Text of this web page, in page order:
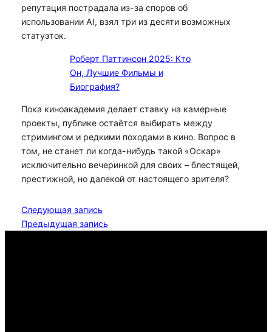
репутация пострадала из-за споров об
использовании AI, взял три из десяти возможных
статуэток.
Роберт Паттинсон 2025: Кто
Он, Лучшие Фильмы и
Биография?
Пока киноакадемия делает ставку на камерные
проекты, публике остаётся выбирать между
стримингом и редкими походами в кино. Вопрос в
том, не станет ли когда-нибудь такой «Оскар»
исключительно вечеринкой для своих – блестящей,
престижной, но далекой от настоящего зрителя?
Следующая запись
Предыдущая запись